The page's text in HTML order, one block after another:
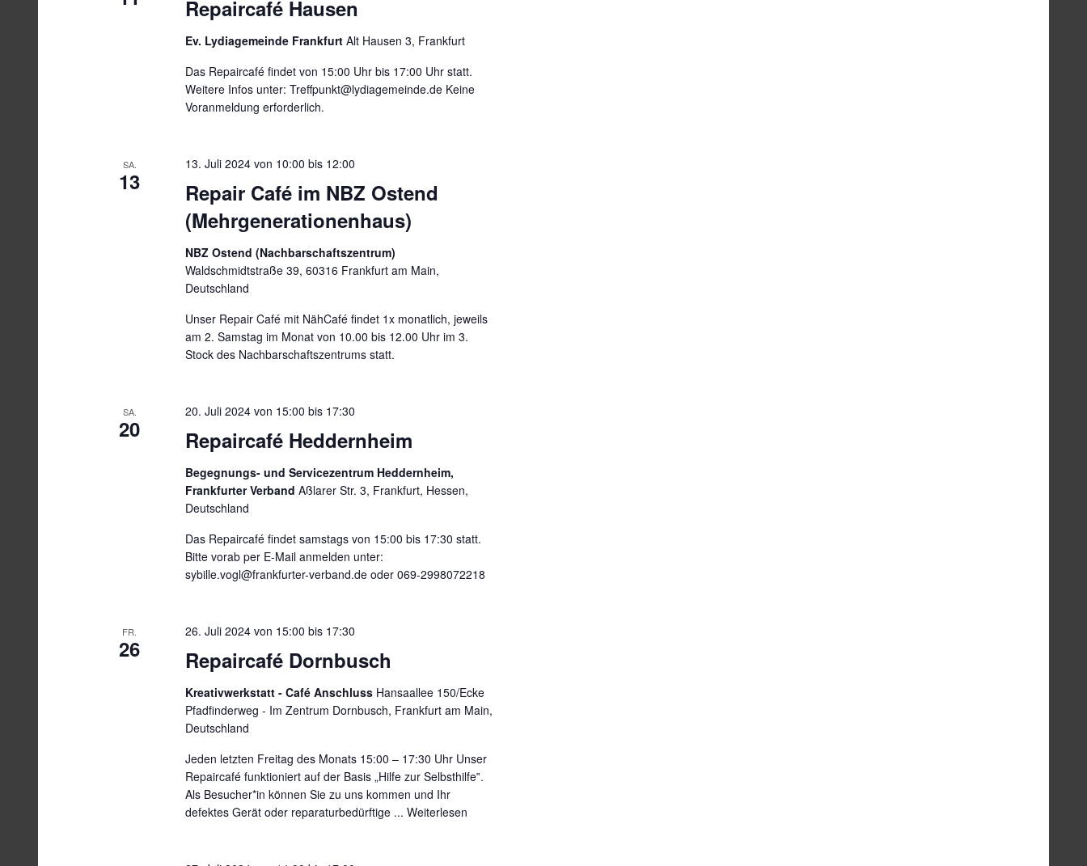
Repaircafé Hausen
Ev. Lydiagemeinde Frankfurt Alt Hausen 3, Frankfurt
Das Repaircafé findet von 15:00 Uhr bis 17:00 Uhr statt.
Weitere Infos unter: Treffpunkt@lydiagemeinde.de Keine
Voranmeldung erforderlich.
SA.
13
Repair Café im NBZ Ostend
(Mehrgenerationenhaus)
13. Juli 2024 von 10:00 bis 12:00
NBZ Ostend (Nachbarschaftszentrum)
Waldschmidtstraße 39, 60316 Frankfurt am Main,
Deutschland
Unser Repair Café mit NähCafé findet 1x monatlich, jeweils
am 2. Samstag im Monat von 10.00 bis 12.00 Uhr im 3.
Stock des Nachbarschaftszentrums statt.
SA.
20 Repaircafé Heddernheim
20. Juli 2024 von 15:00 bis 17:30
Begegnungs- und Servicezentrum Heddernheim,
Frankfurter Verband Aßlarer Str. 3, Frankfurt, Hessen,
Deutschland
Das Repaircafé findet samstags von 15:00 bis 17:30 statt.
Bitte vorab per E-Mail anmelden unter:
sybille.vogl@frankfurter-verband.de oder 069-2998072218
FR.
26 Repaircafé Dornbusch
26. Juli 2024 von 15:00 bis 17:30
Kreativwerkstatt - Café Anschluss Hansaallee 150/Ecke
Pfadfinderweg - Im Zentrum Dornbusch, Frankfurt am Main,
Deutschland
Jeden letzten Freitag des Monats 15:00 – 17:30 Uhr Unser
Repaircafé funktioniert auf der Basis „Hilfe zur Selbsthilfe‟.
Als Besucher*in können Sie zu uns kommen und Ihr
defektes Gerät oder reparaturbedürftige ... Weiterlesen